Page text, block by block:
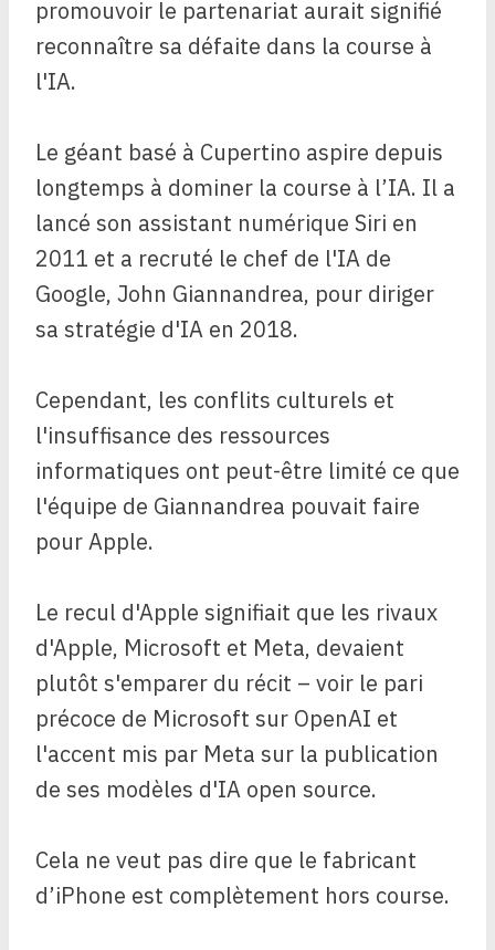
promouvoir le partenariat aurait signifié
reconnaître sa défaite dans la course à
l'IA.
Le géant basé à Cupertino aspire depuis
longtemps à dominer la course à l’IA. Il a
lancé son assistant numérique Siri en
2011 et a recruté le chef de l'IA de
Google, John Giannandrea, pour diriger
sa stratégie d'IA en 2018.
Cependant, les conflits culturels et
l'insuffisance des ressources
informatiques ont peut-être limité ce que
l'équipe de Giannandrea pouvait faire
pour Apple.
Le recul d'Apple signifiait que les rivaux
d'Apple, Microsoft et Meta, devaient
plutôt s'emparer du récit – voir le pari
précoce de Microsoft sur OpenAI et
l'accent mis par Meta sur la publication
de ses modèles d'IA open source.
Cela ne veut pas dire que le fabricant
d’iPhone est complètement hors course.